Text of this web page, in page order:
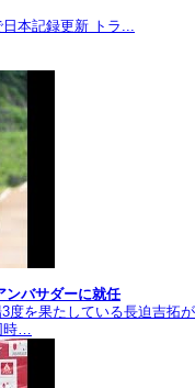
本記録更新 トラ...
ンバサダーに就任
度を果たしている長迫吉拓が
…